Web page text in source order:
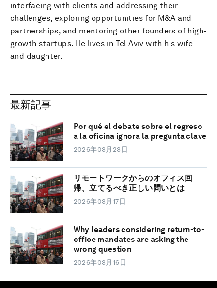
interfacing with clients and addressing their
challenges, exploring opportunities for M&A and
partnerships, and mentoring other founders of high-
growth startups. He lives in Tel Aviv with his wife
and daughter.
最新記事
Por qué el debate sobre el regreso
a la oficina ignora la pregunta clave
2026年03月23日
リモートワークからのオフィス回
帰、立てるべき正しい問いとは
2026年03月17日
Why leaders considering return-to-
office mandates are asking the
wrong question
2026年03月16日